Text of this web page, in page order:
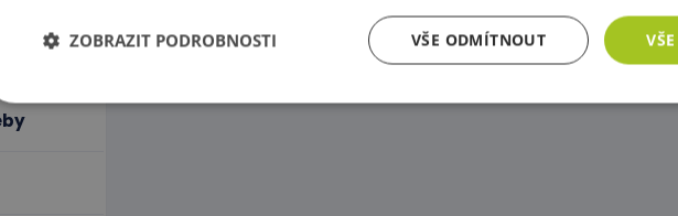
VŠE ODMÍTNOUT
ZOBRAZIT PODROBNOSTI